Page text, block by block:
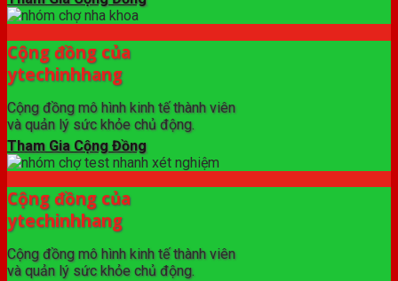
Cộng đồng của
ytechinhhang
Cộng đồng mô hình kinh tế thành viên
và quản lý sức khỏe chủ động.
Tham Gia Cộng Đồng
Cộng đồng của
ytechinhhang
Cộng đồng mô hình kinh tế thành viên
và quản lý sức khỏe chủ động.